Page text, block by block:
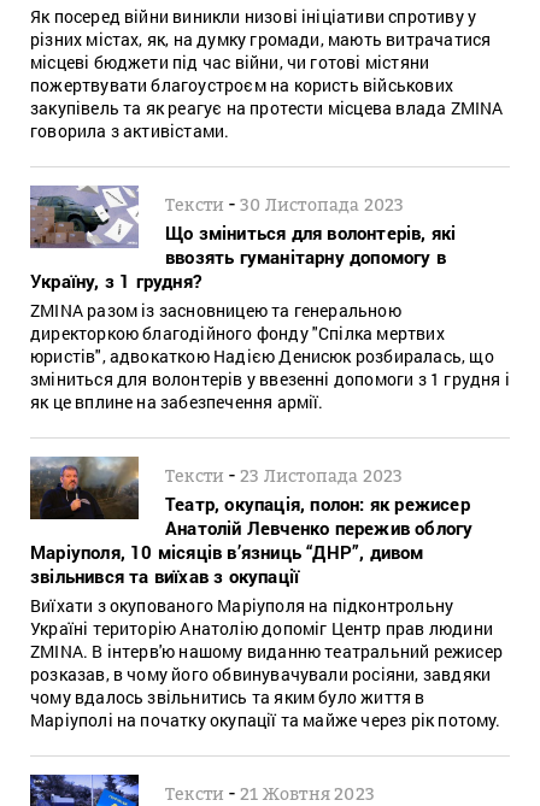
Як посеред війни виникли низові ініціативи спротиву у
різних містах, як, на думку громади, мають витрачатися
місцеві бюджети під час війни, чи готові містяни
пожертвувати благоустроєм на користь військових
закупівель та як реагує на протести місцева влада ZMINA
говорила з активістами.
Тексти -30 Листопада 2023
Що зміниться для волонтерів, які
ввозять гуманітарну допомогу в
Україну, з 1 грудня?
ZMINA разом із засновницею та генеральною
директоркою благодійного фонду "Спілка мертвих
юристів", адвокаткою Надією Денисюк розбиралась, що
зміниться для волонтерів у ввезенні допомоги з 1 грудня і
як це вплине на забезпечення армії.
Тексти -23 Листопада 2023
Театр, окупація, полон: як режисер
Анатолій Левченко пережив облогу
Маріуполя, 10 місяців в’язниць “ДНР”, дивом
звільнився та виїхав з окупації
Виїхати з окупованого Маріуполя на підконтрольну
Україні територію Анатолію допоміг Центр прав людини
ZMINA. В інтерв'ю нашому виданню театральний режисер
розказав, в чому його обвинувачували росіяни, завдяки
чому вдалось звільнитись та яким було життя в
Маріуполі на початку окупації та майже через рік потому.
Тексти -21 Жовтня 2023